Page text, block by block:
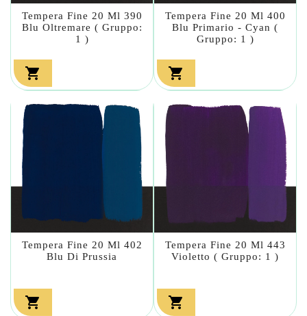
Tempera Fine 20 Ml 390
Blu Oltremare ( Gruppo:
1 )

Tempera Fine 20 Ml 400
Blu Primario - Cyan (
Gruppo: 1 )

Tempera Fine 20 Ml 402
Blu Di Prussia

Tempera Fine 20 Ml 443
Violetto ( Gruppo: 1 )
